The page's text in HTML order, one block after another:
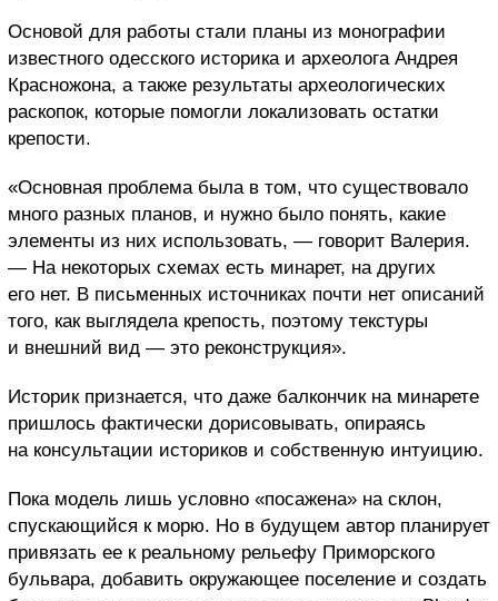
Основой для работы стали планы из монографии
известного одесского историка и археолога Андрея
Красножона, а также результаты археологических
раскопок, которые помогли локализовать остатки
крепости.
«Основная проблема была в том, что существовало
много разных планов, и нужно было понять, какие
элементы из них использовать, — говорит Валерия.
— На некоторых схемах есть минарет, на других
его нет. В письменных источниках почти нет описаний
того, как выглядела крепость, поэтому текстуры
и внешний вид — это реконструкция».
Историк признается, что даже балкончик на минарете
пришлось фактически дорисовывать, опираясь
на консультации историков и собственную интуицию.
Пока модель лишь условно «посажена» на склон,
спускающийся к морю. Но в будущем автор планирует
привязать ее к реальному рельефу Приморского
бульвара, добавить окружающее поселение и создать